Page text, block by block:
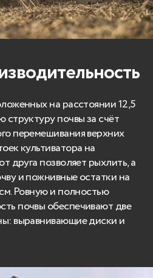
на расстоянии 12,5
почвы за счёт
перемешивания верхних
культиватора на
друга позволяет рыхлить, а
и пожнивные остатки на
Ровную и полностью
почвы обеспечивают две
выравнивающие диски и